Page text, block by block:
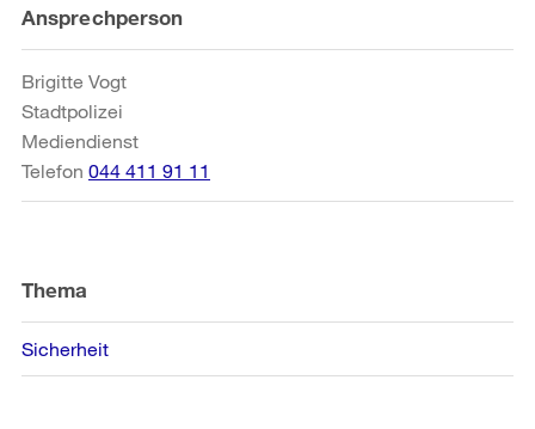
Weitere
Informationen
Ansprechperson
Brigitte Vogt
Stadtpolizei
Mediendienst
Telefon 044 411 91 11
Thema
Sicherheit